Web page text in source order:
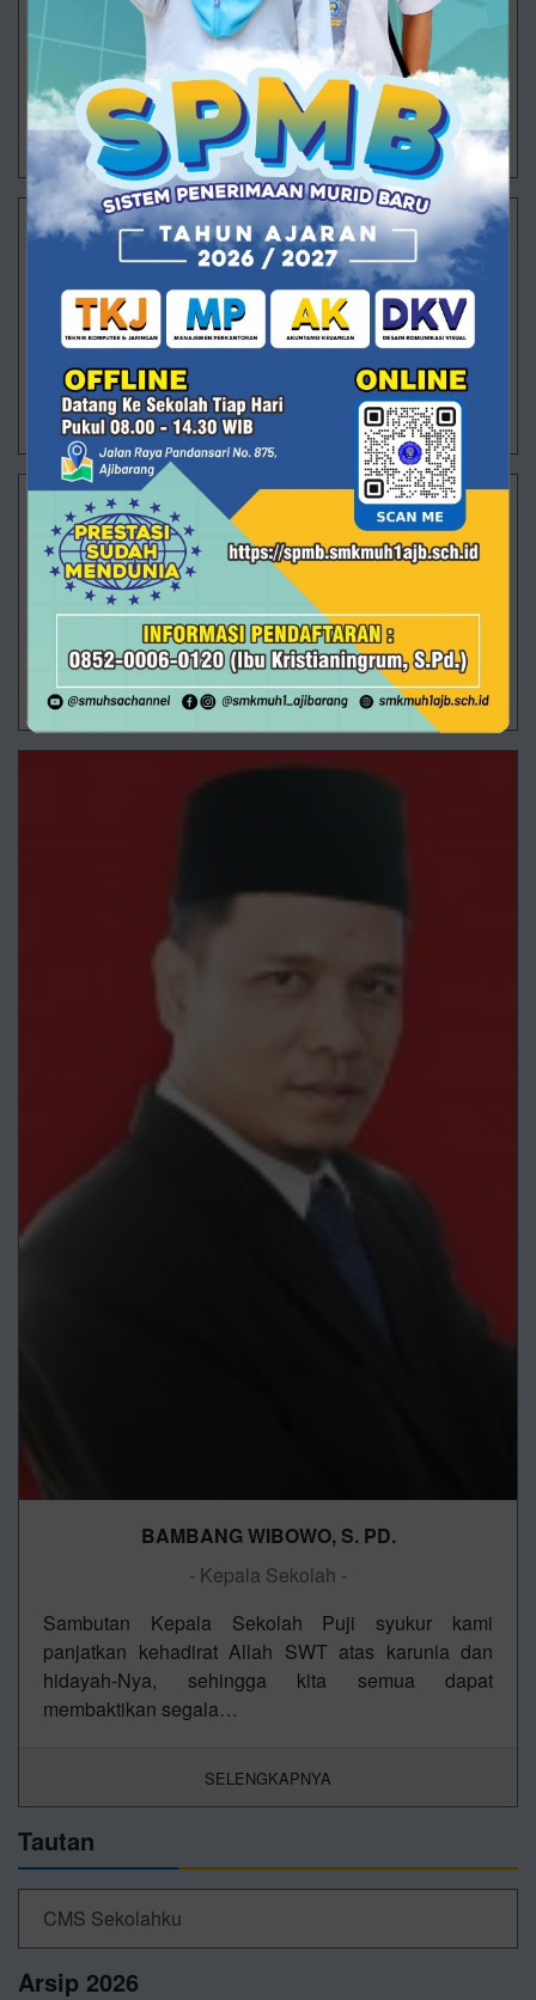
Ajibarang – Pagi itu halaman SMK Muhammadiyah 1
Ajibarang dipenuhi wajah-wajah baru yang datang
dengan berbagai perasaan. Ada yang masih
menggenggam erat tangan orang tua, ada yan
29/07/2026 13:26 - Oleh Administrator - Dilihat 97 kali
Membanggakan! Rizki Saputra Raih Juara 2 O2SN
Tingkat Provinsi
Alhamdulillah, prestasi kembali ditorehkan oleh
peserta didik SMK Muhammadiyah 1 Ajibarang. Rizki
Saputra, siswa kelas XII TKJ 2, berhasil meraih Juara
2 Olimpiade Ola
09/07/2026 10:55 - Oleh Administrator - Dilihat 315 kali
Prestasi Pencak Silat SMUHSA di POPDA
Banyumas 2026!
Alhamdulillah, prestasi kembali diraih oleh siswa
SMK Muhammadiyah 1 Ajibarang dalam ajang
POPDA SMA/MA/SMK Kabupaten Banyumas cabang
olahraga pencak silat. Siswa atas nama Nur Kholis
11/05/2026 08:49 - Oleh Administrator - Dilihat 473 kali
BAMBANG WIBOWO, S. PD.
- Kepala Sekolah -
Sambutan Kepala Sekolah Puji syukur kami
panjatkan kehadirat Allah SWT atas karunia dan
hidayah-Nya, sehingga kita semua dapat
membaktikan segala…
SELENGKAPNYA
Tautan
CMS Sekolahku
Arsip 2026